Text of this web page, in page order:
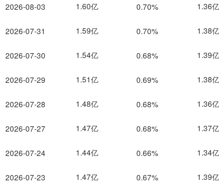
2026-08-03
2026-07-31
2026-07-30
2026-07-29
2026-07-28
2026-07-27
2026-07-24
2026-07-23
1.60亿 0.70% 1.36亿
1.59亿 0.70% 1.38亿
1.54亿 0.68% 1.39亿
1.51亿 0.69% 1.38亿
1.48亿 0.68% 1.36亿
1.47亿 0.68% 1.37亿
1.44亿 0.66% 1.34亿
1.47亿 0.67% 1.39亿